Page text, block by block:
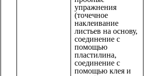
упражнения
(точечное
наклеивание
листьев на основу,
соединение с
помощью
пластилина,
соединение с
помощью клея и